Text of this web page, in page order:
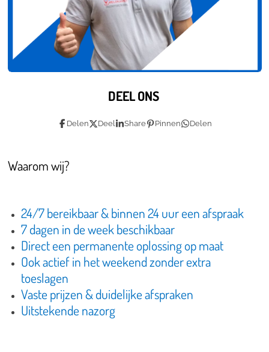
DEEL ONS
Delen Deel Share Pinnen Delen
Waarom wij?
24/7 bereikbaar & binnen 24 uur een afspraak
7 dagen in de week beschikbaar
Direct een permanente oplossing op maat
Ook actief in het weekend zonder extra
toeslagen
Vaste prijzen & duidelijke afspraken
Uitstekende nazorg